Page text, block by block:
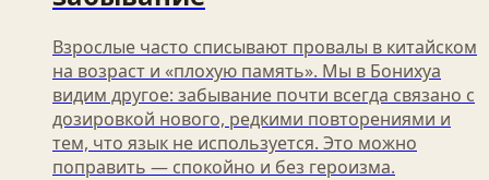
Взрослые часто списывают провалы в китайском
на возраст и «плохую память». Мы в Бонихуа
видим другое: забывание почти всегда связано с
дозировкой нового, редкими повторениями и
тем, что язык не используется. Это можно
поправить — спокойно и без героизма.